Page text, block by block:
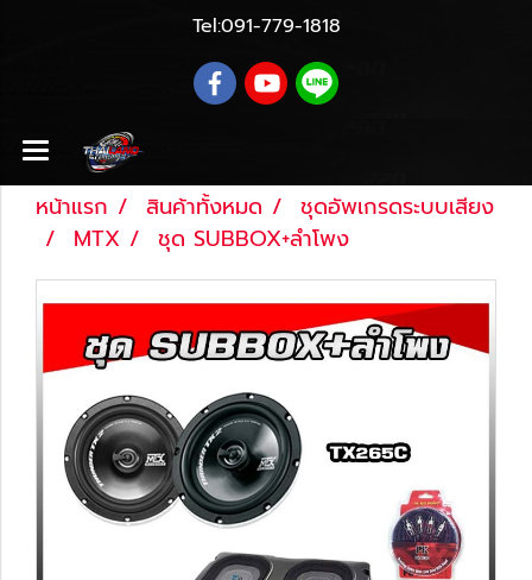
Tel:091-779-1818
หน้าแรก สินค้าทั้งหมด
ชุดอัพเกรดระบบเสียง
MTX
ชุด SUBBOX+ลำโพง